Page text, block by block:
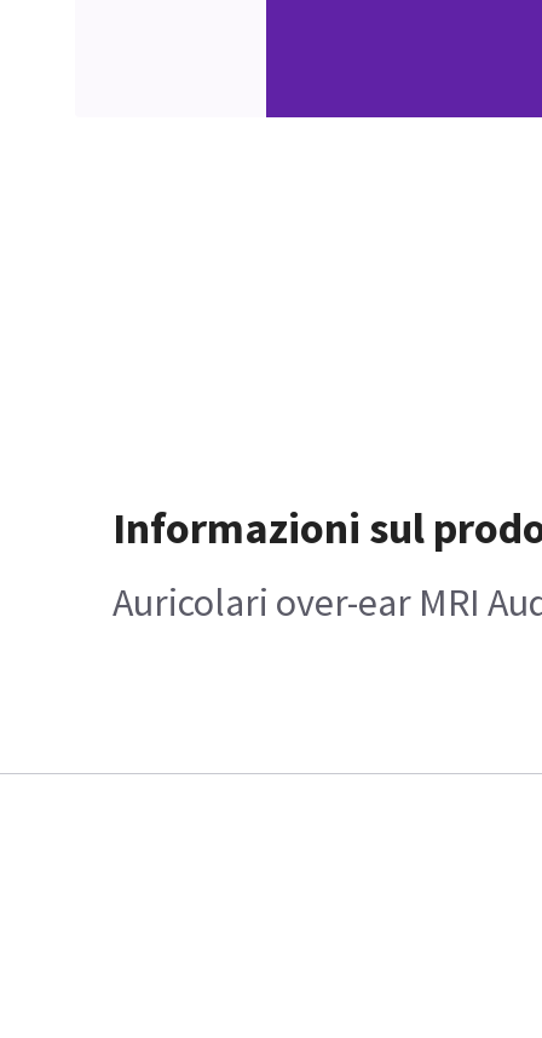
Informazioni sul
Auricolari over-ear MRI